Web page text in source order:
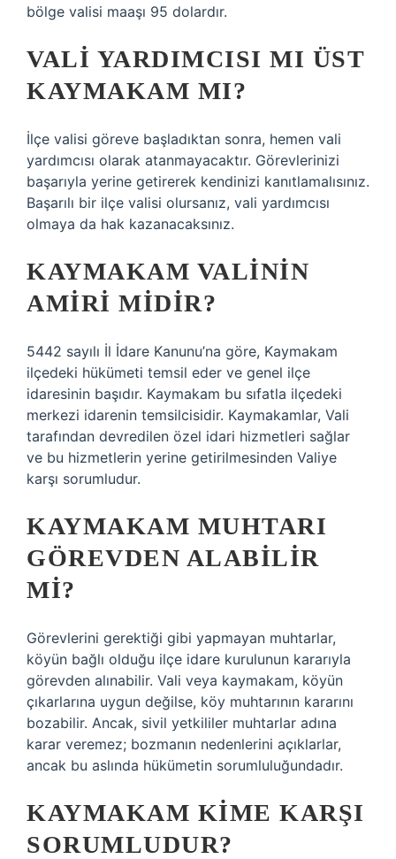
bölge valisi maaşı 95 dolardır.
VALI YARDIMCISI MI ÜST
KAYMAKAM MI?
İlçe valisi göreve başladıktan sonra, hemen vali
yardımcısı olarak atanmayacaktır. Görevlerinizi
başarıyla yerine getirerek kendinizi kanıtlamalısınız.
Başarılı bir ilçe valisi olursanız, vali yardımcısı
olmaya da hak kazanacaksınız.
KAYMAKAM VALININ
AMIRI MIDIR?
5442 sayılı İl İdare Kanunu’na göre, Kaymakam
ilçedeki hükümeti temsil eder ve genel ilçe
idaresinin başıdır. Kaymakam bu sıfatla ilçedeki
merkezi idarenin temsilcisidir. Kaymakamlar, Vali
tarafından devredilen özel idari hizmetleri sağlar
ve bu hizmetlerin yerine getirilmesinden Valiye
karşı sorumludur.
KAYMAKAM MUHTARI
GÖREVDEN ALABILIR
MI?
Görevlerini gerektiği gibi yapmayan muhtarlar,
köyün bağlı olduğu ilçe idare kurulunun kararıyla
görevden alınabilir. Vali veya kaymakam, köyün
çıkarlarına uygun değilse, köy muhtarının kararını
bozabilir. Ancak, sivil yetkililer muhtarlar adına
karar veremez; bozmanın nedenlerini açıklarlar,
ancak bu aslında hükümetin sorumluluğundadır.
KAYMAKAM KIME KARŞI
SORUMLUDUR?